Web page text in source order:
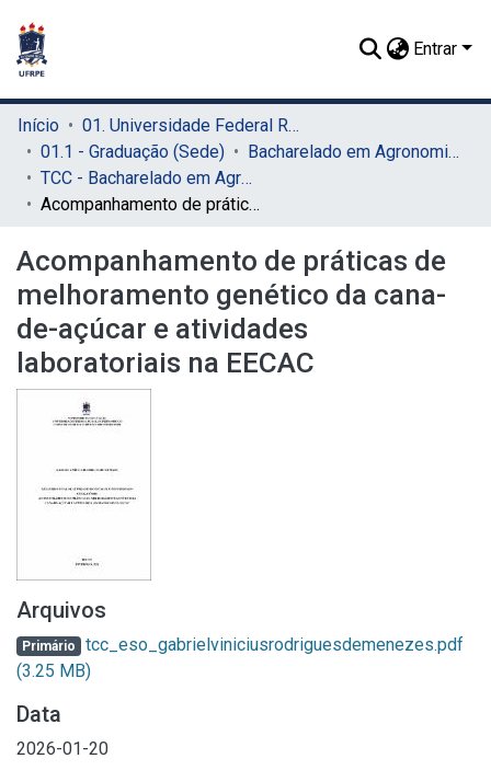
Entrar
Início
01. Universidade Federal Rural de Pernambuco - UFRPE (Sede)
01.1 - Graduação (Sede)
Bacharelado em Agronomia (Sede)
TCC - Bacharelado em Agronomia (Sede)
Acompanhamento de práticas de melhoramento genético da cana-de-açúcar e atividades laboratoriais na EECAC
Acompanhamento de práticas de
melhoramento genético da cana-
de-açúcar e atividades
laboratoriais na EECAC
Arquivos
Primário tcc_eso_gabrielviniciusrodriguesdemenezes.pdf
(3.25 MB)
Data
2026-01-20